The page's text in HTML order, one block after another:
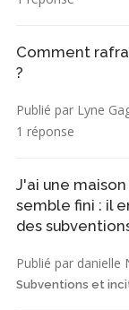
Comment
?
Publié par Lyne
1 réponse
J'ai une
semble fini : il
des
Publié par danielle
Subventions et